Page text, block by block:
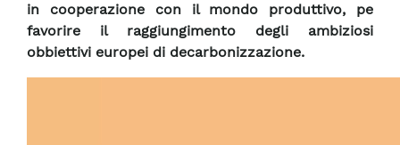
in cooperazione con il mondo produttivo, pe
favorire il raggiungimento degli ambiziosi
obbiettivi europei di decarbonizzazione.